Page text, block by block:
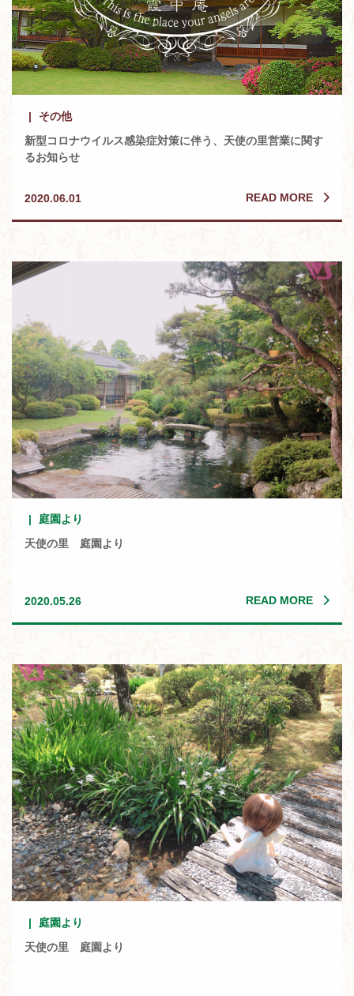
その他
新型コロナウイルス感染症対策に伴う、天使の里営業に関す
るお知らせ
2020.06.01 READ MORE
庭園より
天使の里 庭園より
2020.05.26 READ MORE
庭園より
天使の里 庭園より